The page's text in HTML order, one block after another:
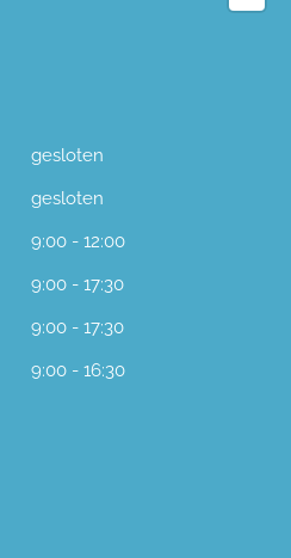
gesloten
gesloten
9:00 - 12:00
9:00 - 17:30
9:00 - 17:30
9:00 - 16:30